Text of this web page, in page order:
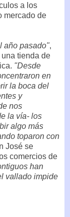
a los
mercado de
año pasado",
tienda de
"Desde
en
la boca del
y
nos
la vía- los
algo más
toparon con
José se
comercios de
han
vallado impide